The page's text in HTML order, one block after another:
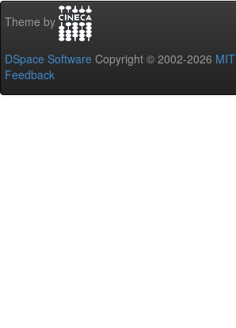
Theme by
DSpace Software Copyright © 2002-2026 MIT
Feedback